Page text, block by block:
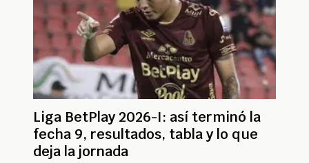
Liga BetPlay 2026-I: así terminó la
fecha 9, resultados, tabla y lo que
deja la jornada